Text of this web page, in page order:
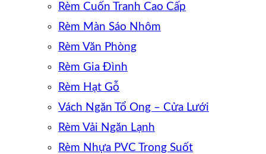
Rèm Cuốn Tranh Cao Cấp
Rèm Màn Sáo Nhôm
Rèm Văn Phòng
Rèm Gia Đình
Rèm Hạt Gỗ
Vách Ngăn Tổ Ong – Cửa Lưới
Rèm Vải Ngăn Lạnh
Rèm Nhựa PVC Trong Suốt